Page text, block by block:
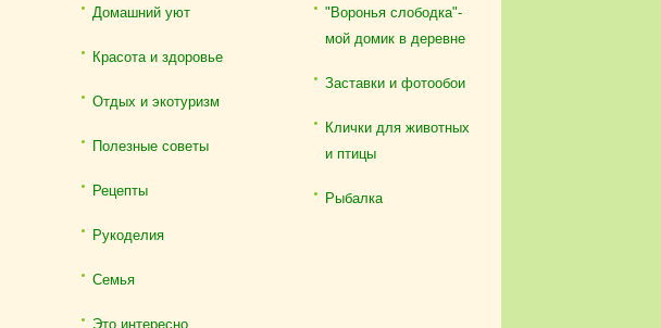
Домашний уют
Красота и здоровье
Отдых и экотуризм
Полезные советы
Рецепты
Рукоделия
Семья
Это интересно
"Воронья слободка"-
мой домик в деревне
Заставки и фотообои
Клички для животных
и птицы
Рыбалка